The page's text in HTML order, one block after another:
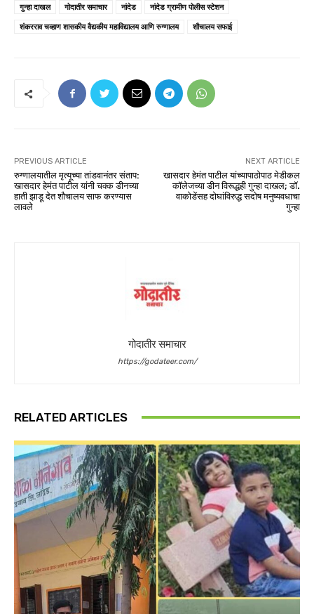
गुन्हा दाखल
गोदातीर समाचार नांदेड
नांदेड ग्रामीण पोलीस स्टेशन
शंकरराव चव्हाण शासकीय वैद्यकीय महाविद्यालय आणि रुग्णालय
शौचालय सफाई
PREVIOUS ARTICLE
रुग्णालयातील मृत्यूच्या तांडवानंतर संताप:
खासदार हेमंत पाटील यांनी चक्क डीनच्या
हाती झाडू देत शौचालय साफ करण्यास
लावले
NEXT ARTICLE
खासदार हेमंत पाटील यांच्यापाठोपाठ मेडीकल
कॉलेजच्या डीन विरूद्धही गुन्हा दाखल; डॉ.
वाकोडेंसह दोघांविरुद्ध सदोष मनुष्यवधाचा
गुन्हा
गोदातीर समाचार
https://godateer.com/
RELATED ARTICLES